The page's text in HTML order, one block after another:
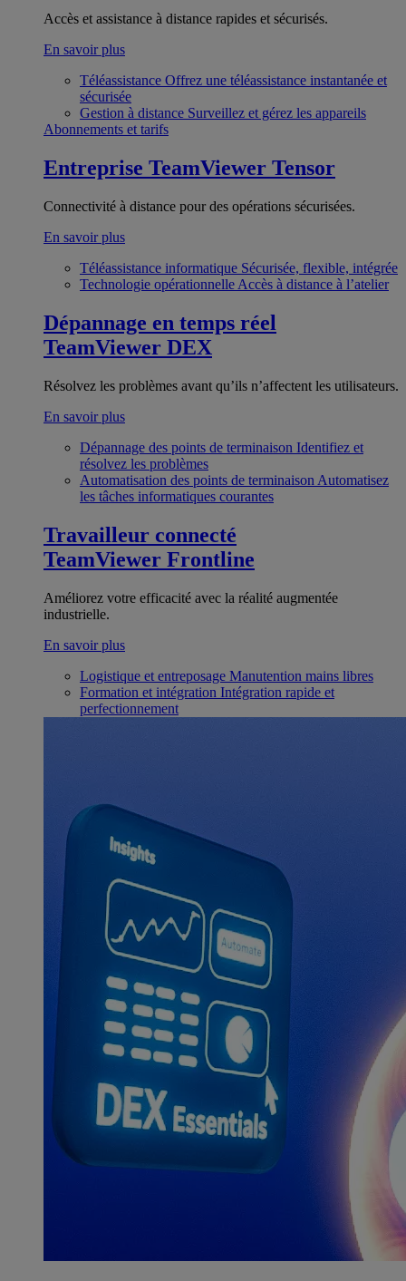
Accès et assistance à distance rapides et sécurisés.
En savoir plus
Téléassistance Offrez une téléassistance instantanée et
sécurisée
Gestion à distance Surveillez et gérez les appareils
Abonnements et tarifs
Entreprise TeamViewer Tensor
Connectivité à distance pour des opérations sécurisées.
En savoir plus
Téléassistance informatique Sécurisée, flexible, intégrée
Technologie opérationnelle Accès à distance à l’atelier
Dépannage en temps réel
TeamViewer DEX
Résolvez les problèmes avant qu’ils n’affectent les utilisateurs.
En savoir plus
Dépannage des points de terminaison Identifiez et
résolvez les problèmes
Automatisation des points de terminaison Automatisez
les tâches informatiques courantes
Travailleur connecté
TeamViewer Frontline
Améliorez votre efficacité avec la réalité augmentée
industrielle.
En savoir plus
Logistique et entreposage Manutention mains libres
Formation et intégration Intégration rapide et
perfectionnement